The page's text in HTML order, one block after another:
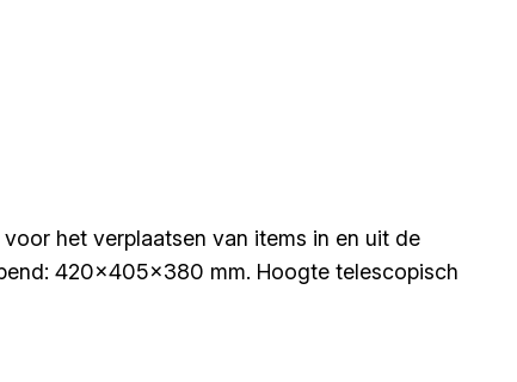
het verplaatsen van items in en uit de
420x405x380 mm. Hoogte telescopisch